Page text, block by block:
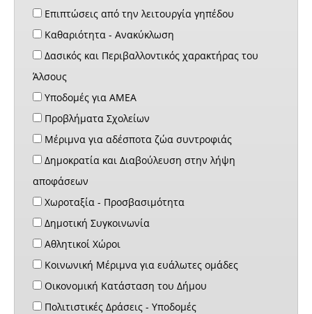
Επιπτώσεις από την λειτουργία γηπέδου
Καθαριότητα - Ανακύκλωση
Δασικός και Περιβαλλοντικός χαρακτήρας του
Άλσους
Υποδομές για ΑΜΕΑ
Προβλήματα Σχολείων
Μέριμνα για αδέσποτα ζώα συντροφιάς
Δημοκρατία και Διαβούλευση στην λήψη
αποφάσεων
Χωροταξία - Προσβασιμότητα
Δημοτική Συγκοινωνία
Αθλητικοί Χώροι
Κοινωνική Μέριμνα για ευάλωτες ομάδες
Οικονομική Κατάσταση του Δήμου
Πολιτιστικές Δράσεις - Υποδομές